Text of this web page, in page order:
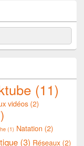
(11)
vidéos (2)
(1) Natation (2)
(3) Réseaux (2)